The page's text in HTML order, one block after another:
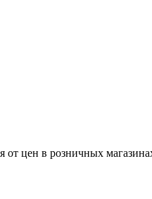
от цен в розничных